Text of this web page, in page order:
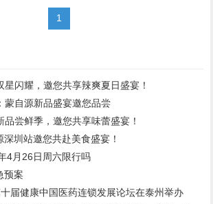
1
星闪耀，邀您共享辣爽夏日盛宴！
蒙自源新品盛宴邀您品尝
品尝鲜季，邀您共享味蕾盛宴！
圳站邀您共赴美食盛宴！
4月26日周六限行吗
预案
届健康中国医药连锁发展论坛在泰州举办